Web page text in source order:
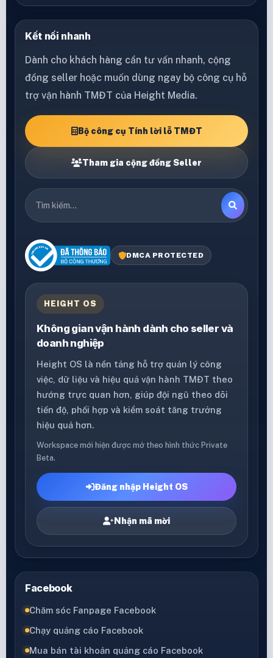
Kết nối nhanh
Dành cho khách hàng cần tư vấn nhanh, cộng
đồng seller hoặc muốn dùng ngay bộ công cụ hỗ
trợ vận hành TMĐT của Height Media.
Bộ công cụ Tính lời lỗ TMĐT
Tham gia cộng đồng Seller
DMCA PROTECTED
HEIGHT OS
Không gian vận hành dành cho seller và
doanh nghiệp
Height OS là nền tảng hỗ trợ quản lý công
việc, dữ liệu và hiệu quả vận hành TMĐT theo
hướng trực quan hơn, giúp đội ngũ theo dõi
tiến độ, phối hợp và kiểm soát tăng trưởng
hiệu quả hơn.
Workspace mới hiện được mở theo hình thức Private
Beta.
Đăng nhập Height OS
Nhận mã mời
Facebook
Chăm sóc Fanpage Facebook
Chạy quảng cáo Facebook
Mua bán tài khoản quảng cáo Facebook